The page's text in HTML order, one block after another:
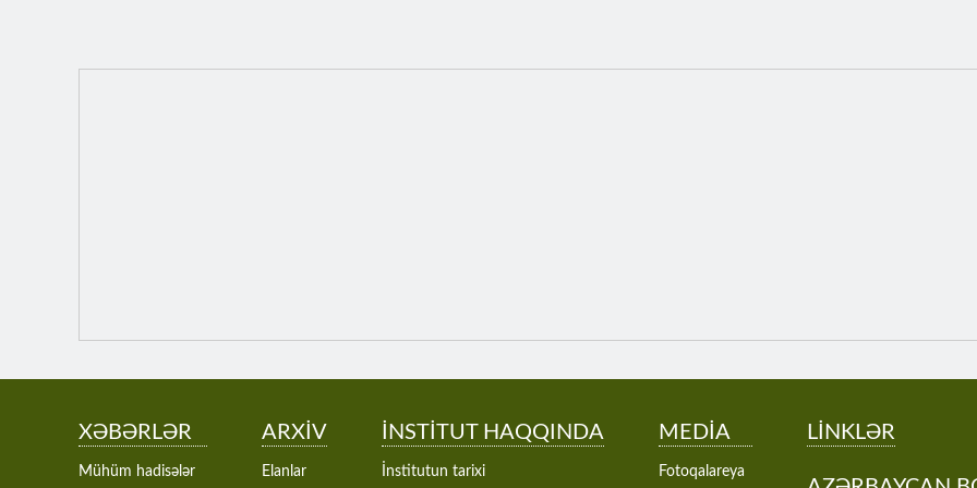
XƏBƏRLƏR
Mühüm hadisələr
ARXİV
Elanlar
İNSTİTUT HAQQINDA
İnstitutun tarixi
MEDİA
Fotoqalareya
LİNKLƏR